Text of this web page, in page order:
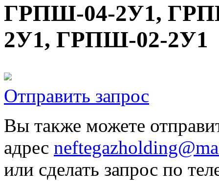
ГРПШ-04-2У1,
2У1, ГРПШ-02-2У1
Отправить запрос
Вы также можете
адрес
или сделать запрос по